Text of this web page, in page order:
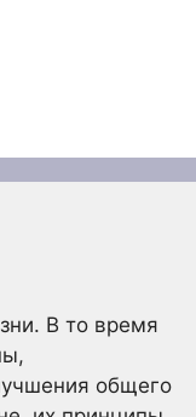
В то время
общего